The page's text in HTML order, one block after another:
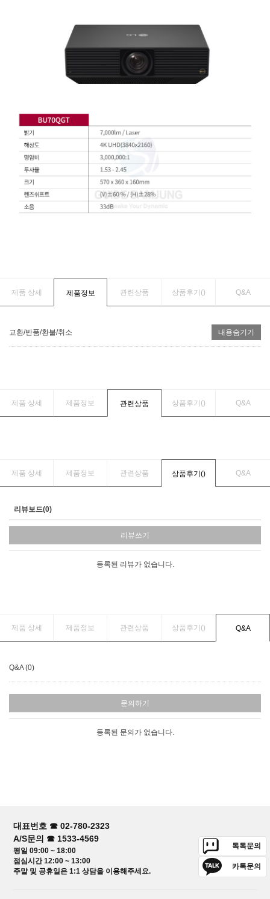
제품 상세 제품정보 관련상품 상품후기() Q&A
교환/반품/환불/취소 내용숨기기
제품 상세 제품정보 관련상품 상품후기() Q&A
제품 상세 제품정보 관련상품 상품후기() Q&A
리뷰보드(0)
리뷰쓰기
등록된 리뷰가 없습니다.
제품 상세 제품정보 관련상품 상품후기() Q&A
Q&A (0)
문의하기
등록된 문의가 없습니다.
대표번호 ☎ 02-780-2323
A/S문의 ☎ 1533-4569
평일 09:00 ~ 18:00
점심시간 12:00 ~ 13:00
주말 및 공휴일은 1:1 상담을 이용해주세요.
톡톡문의
카톡문의